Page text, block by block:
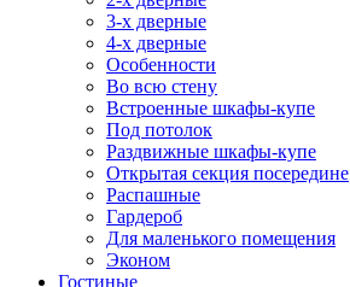
3-х дверные
4-х дверные
Особенности
Во всю стену
Встроенные шкафы-купе
Под потолок
Раздвижные шкафы-купе
Открытая секция посередине
Распашные
Гардероб
Для маленького помещения
Эконом
Гостиные